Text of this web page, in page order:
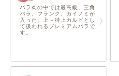
バラ肉の中では最高級、三角
バラ、フランク、カイノミが
入った、上～特上カルビとし
て扱われるプレミアムバラで
す。